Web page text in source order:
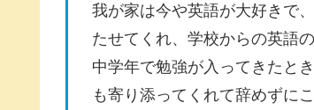
我が家は今や英語が大好きで
たせてくれ、学校からの英語
中学年で勉強が入ってきたと
も寄り添ってくれて辞めずに